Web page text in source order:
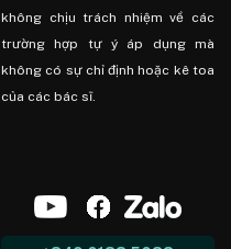
không chịu trách nhiệm về các
trường hợp tự ý áp dụng mà
không có sự chỉ định hoặc kê toa
của các bác sĩ.